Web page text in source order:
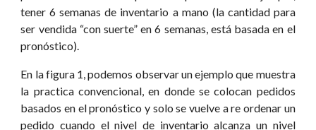
tener 6 semanas de inventario a mano (la cantidad para
ser vendida “con suerte” en 6 semanas, está basada en el
pronóstico).
En la figura 1, podemos observar un ejemplo que muestra
la practica convencional, en donde se colocan pedidos
basados en el pronóstico y solo se vuelve a re ordenar un
pedido cuando el nivel de inventario alcanza un nivel